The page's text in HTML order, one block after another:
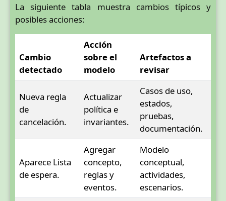
La siguiente tabla muestra cambios típicos y
posibles acciones:
Cambio
detectado
Acción
sobre el
modelo
Artefactos a
revisar
Nueva regla
de
cancelación.
Actualizar
política e
invariantes.
Casos de uso,
estados,
pruebas,
documentación.
Aparece Lista
de espera.
Agregar
concepto,
reglas y
eventos.
Modelo
conceptual,
actividades,
escenarios.